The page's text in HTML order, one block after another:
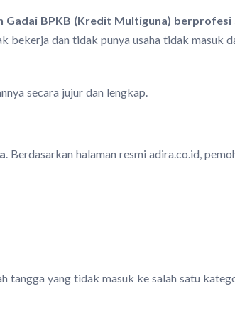
Gadai BPKB (Kredit Multiguna) berprofesi
bekerja dan tidak punya usaha tidak masuk
secara jujur dan lengkap.
. Berdasarkan halaman resmi adira.co.id,
tangga yang tidak masuk ke salah satu